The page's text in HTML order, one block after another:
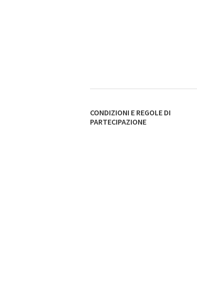
CONDIZIONI E REGOLE DI
PARTECIPAZIONE